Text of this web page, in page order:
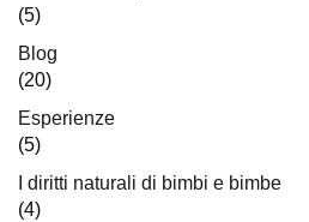
(5)
Blog
(20)
Esperienze
(5)
I diritti naturali di bimbi e bimbe
(4)